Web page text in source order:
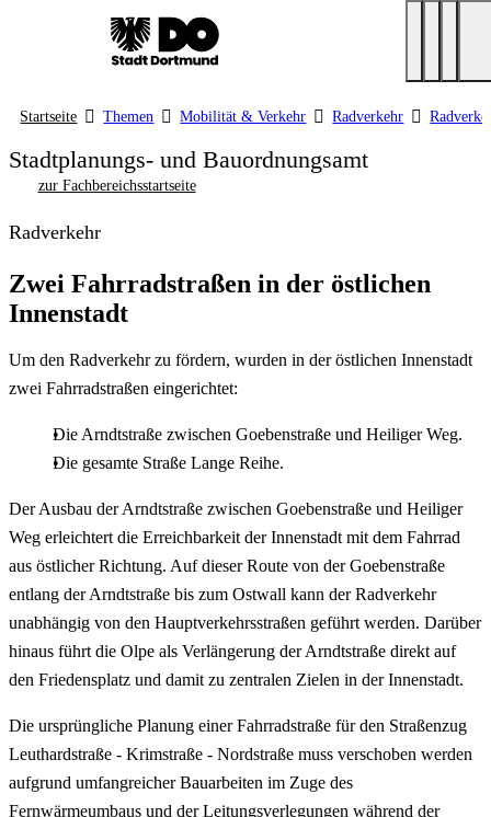
Startseite Themen Mobilität & Verkehr Radverkehr
Stadtplanungs- und Bauordnungsamt
zur Fachbereichsstartseite
Radverkehr
Zwei Fahrradstraßen in der östlichen
Innenstadt
Um den Radverkehr zu fördern, wurden in der östlichen Innenstadt
zwei Fahrradstraßen eingerichtet:
Die Arndtstraße zwischen Goebenstraße und Heiliger Weg.
Die gesamte Straße Lange Reihe.
Der Ausbau der Arndtstraße zwischen Goebenstraße und Heiliger
Weg erleichtert die Erreichbarkeit der Innenstadt mit dem Fahrrad
aus östlicher Richtung. Auf dieser Route von der Goebenstraße
entlang der Arndtstraße bis zum Ostwall kann der Radverkehr
unabhängig von den Hauptverkehrsstraßen geführt werden. Darüber
hinaus führt die Olpe als Verlängerung der Arndtstraße direkt auf
den Friedensplatz und damit zu zentralen Zielen in der Innenstadt.
Die ursprüngliche Planung einer Fahrradstraße für den Straßenzug
Leuthardstraße - Krimstraße - Nordstraße muss verschoben werden
aufgrund umfangreicher Bauarbeiten im Zuge des
Fernwärmeumbaus und der Leitungsverlegungen während der